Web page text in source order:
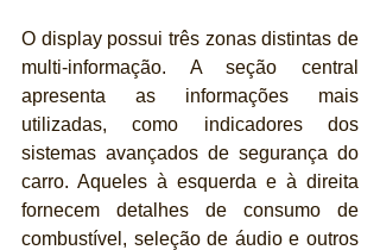
O display possui três zonas distintas de
multi-informação. A seção central
apresenta as informações mais
utilizadas, como indicadores dos
sistemas avançados de segurança do
carro. Aqueles à esquerda e à direita
fornecem detalhes de consumo de
combustível, seleção de áudio e outros